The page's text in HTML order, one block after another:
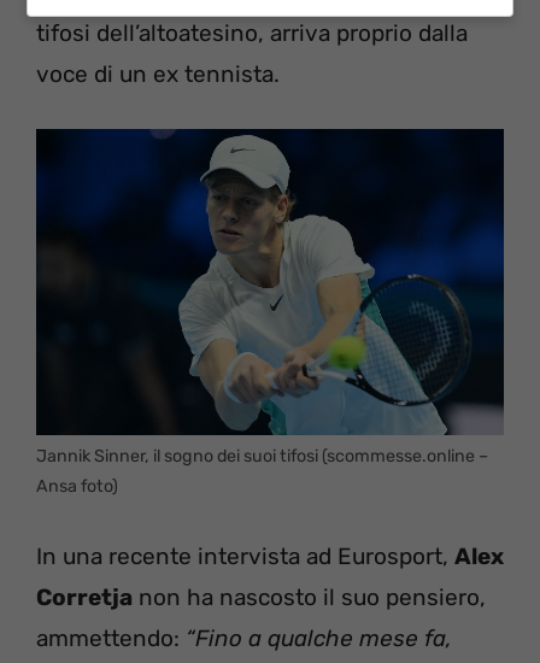
tifosi dell’altoatesino, arriva proprio dalla
voce di un ex tennista.
Jannik Sinner, il sogno dei suoi tifosi (scommesse.online –
Ansa foto)
In una recente intervista ad Eurosport, Alex
Corretja non ha nascosto il suo pensiero,
ammettendo: “Fino a qualche mese fa,